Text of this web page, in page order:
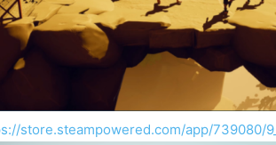
store.steampowered.com/app/739080/